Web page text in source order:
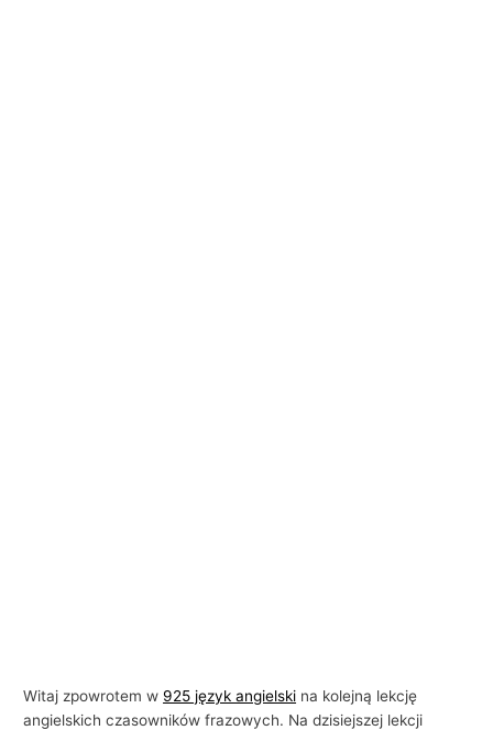
Witaj zpowrotem w 925 język angielski na kolejną lekcję
angielskich czasowników frazowych. Na dzisiejszej lekcji